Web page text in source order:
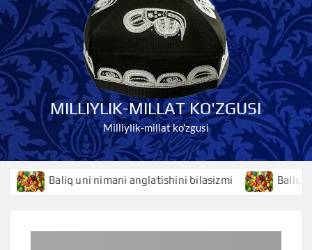
MILLIYLIK-MILLAT KO'ZGUSI
Milliylik-millat ko'zgusi
uni nimani anglatishini bilasizmi Baliqko’z